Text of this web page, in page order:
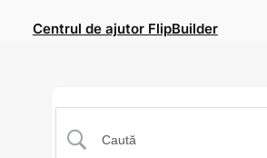
Centrul de ajutor FlipBuilder